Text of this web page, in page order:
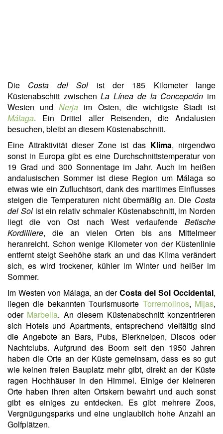
Die Costa del Sol ist der 185 Kilometer lange
Küstenabschitt zwischenLa Línea de la Concepción im
Westen undNerja im Osten, die wichtigste Stadt ist
Málaga. Ein Drittel aller Reisenden, die Andalusien
besuchen, bleibt an diesem Küstenabschnitt.
Eine Attraktivität dieser Zone ist das Klima, nirgendwo
sonst in Europa gibt es eine Durchschnittstemperatur von
19 Grad und 300 Sonnentage im Jahr. Auch im heißen
andalusischen Sommer ist diese Region um Málaga so
etwas wie ein Zufluchtsort, dank des maritimes Einflusses
steigen die Temperaturen nicht übermäßig an. Die Costa
del Solist ein relativ schmaler Küstenabschnitt, im Norden
liegt die von Ost nach West verlaufende Betische
Kordilliere, die an vielen Orten bis ans Mittelmeer
heranreicht. Schon wenige Kilometer von der Küstenlinie
entfernt steigt Seehöhe stark an und das Klima verändert
sich, es wird trockener, kühler im Winter und heißer im
Sommer.
Im Westen von Málaga, an derCosta del Sol Occidental,
liegen die bekannten Tourismusorte Torremolinos, Mijas,
oder Marbella. An diesem Küstenabschnitt konzentrieren
sich Hotels und Apartments, entsprechend vielfältig sind
die Angebote an Bars, Pubs, Bierkneipen, Discos oder
Nachtclubs. Aufgrund des Boom seit den 1950 Jahren
haben die Orte an der Küste gemeinsam, dass es so gut
wie keinen freien Bauplatz mehr gibt, direkt an der Küste
ragen Hochhäuser in den Himmel. Einige der kleineren
Orte haben ihren alten Ortskern bewahrt und auch sonst
gibt es einiges zu entdecken. Es gibt mehrere Zoos,
Vergnügungsparks und eine unglaublich hohe Anzahl an
Golfplätzen.